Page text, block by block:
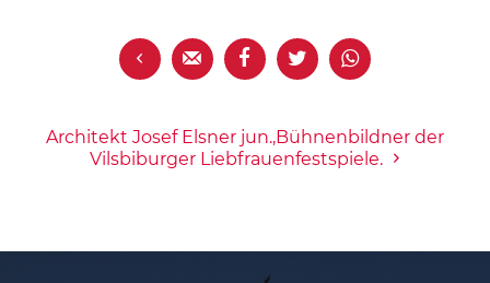
    
Architekt Josef Elsner jun.,Bühnenbildner der
Vilsbiburger Liebfrauenfestspiele.